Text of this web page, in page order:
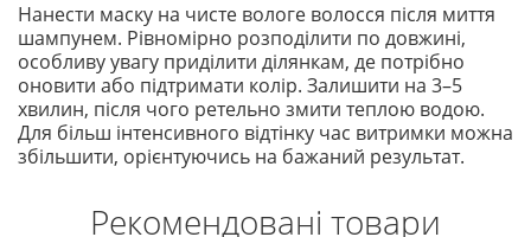
Нанести маску на чисте вологе волосся після миття
шампунем. Рівномірно розподілити по довжині,
особливу увагу приділити ділянкам, де потрібно
оновити або підтримати колір. Залишити на 3–5
хвилин, після чого ретельно змити теплою водою.
Для більш інтенсивного відтінку час витримки можна
збільшити, орієнтуючись на бажаний результат.
Рекомендовані товари